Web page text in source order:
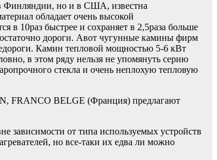
но и в США, известна
обладает очень высокой
в 10раз быстрее и сохраняет в 2,5раза больше
дороги. Авот чугунные камины фирм
Камин тепловой мощностью 5-6 кВт
в этом ряду нельзя не упомянуть серию
стекла и очень неплохую тепловую
FRANCO BELGE (Франция) предлагают
зависимости от типа используемых устройств
но все-таки их едва ли можно